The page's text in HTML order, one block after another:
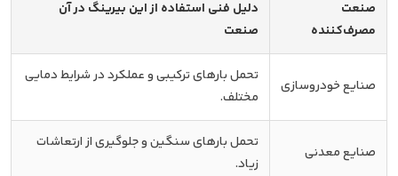
صنعت
مصرف‌کننده
دلیل فنی استفاده از این بیرینگ در آن
صنعت
صنایع خودروسازی
تحمل بارهای ترکیبی و عملکرد در شرایط دمایی
مختلف.
صنایع معدنی
تحمل بارهای سنگین و جلوگیری از ارتعاشات
زیاد.